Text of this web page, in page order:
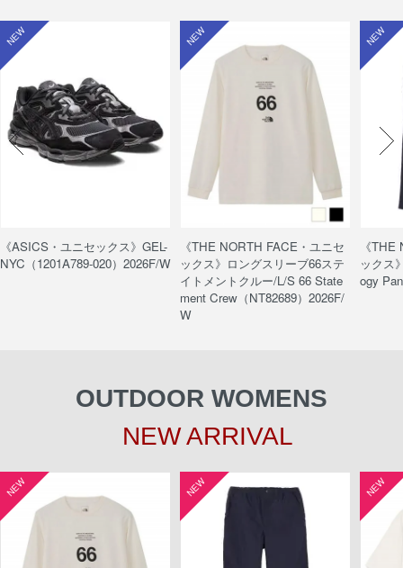
NEW
《ASICS・ユニセックス》GEL-
NYC（1201A789-020）2026F/W
NEW
《THE NORTH FACE・ユニセ
ックス》ロングスリーブ66ステ
イトメントクルー/L/S 66 State
ment Crew（NT82689）2026F/
W
NEW
《
ックス
ogy
OUTDOOR WOMENS
NEW ARRIVAL
NEW NEW NEW